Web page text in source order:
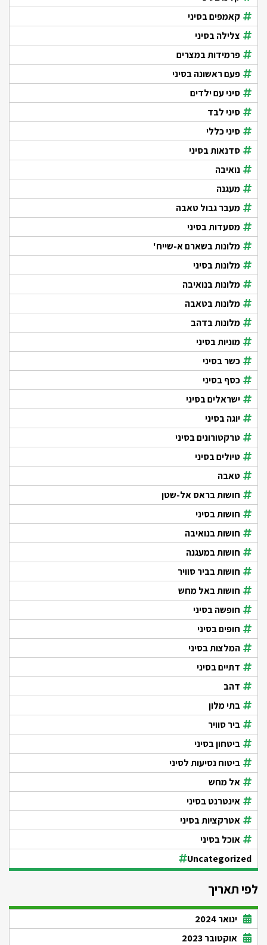
קאמפים בסיני
צלילה בסיני
פרמידות במצרים
פעם ראשונה בסיני
סיני עם ילדים
סיני לבד
סיני כללי
סדנאות בסיני
נואיבה
מעגנה
מעבר גבול טאבה
מסעדות בסיני
מלונות בשארם א-שייח'
מלונות בסיני
מלונות בנואיבה
מלונות בטאבה
מלונות בדהב
מוניות בסיני
כשר בסיני
כסף בסיני
ישראלים בסיני
יוגה בסיני
טרקטורונים בסיני
טיולים בסיני
טאבה
חושות בראס אל-שטן
חושות בסיני
חושות בנואיבה
חושות במעגנה
חושות בביר סוויר
חושות באל מחש
חופשה בסיני
חופים בסיני
המלצות בסיני
דתיים בסיני
דהב
בתי מלון
ביר סוויר
ביטחון בסיני
ביטוח נסיעות לסיני
אל מחש
אינטרנט בסיני
אטרקציות בסיני
אוכל בסיני
Uncategorized
לפי תאריך
ינואר 2024
אוקטובר 2023